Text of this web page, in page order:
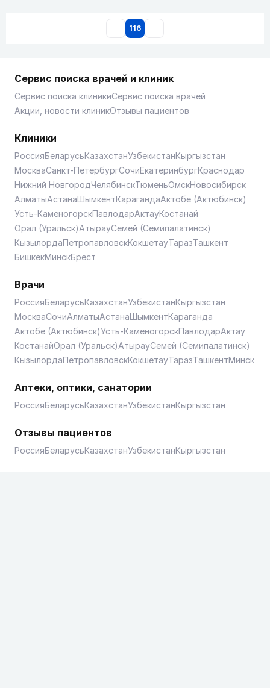
116
Сервис поиска врачей и клиник
Сервис поиска клиникиСервис поиска врачей
Акции, новости клиникОтзывы пациентов
Клиники
РоссияБеларусьКазахстанУзбекистанКыргызстан
МоскваСанкт-ПетербургСочиЕкатеринбургКраснодар
Нижний НовгородЧелябинскТюменьОмскНовосибирск
АлматыАстанаШымкентКарагандаАктобе (Актюбинск)
Усть-КаменогорскПавлодарАктауКостанай
Орал (Уральск)АтырауСемей (Семипалатинск)
КызылордаПетропавловскКокшетауТаразТашкент
БишкекМинскБрест
Врачи
РоссияБеларусьКазахстанУзбекистанКыргызстан
МоскваСочиАлматыАстанаШымкентКараганда
Актобе (Актюбинск)Усть-КаменогорскПавлодарАктау
КостанайОрал (Уральск)АтырауСемей (Семипалатинск)
КызылордаПетропавловскКокшетауТаразТашкентМинск
Аптеки, оптики, санатории
РоссияБеларусьКазахстанУзбекистанКыргызстан
Отзывы пациентов
РоссияБеларусьКазахстанУзбекистанКыргызстан